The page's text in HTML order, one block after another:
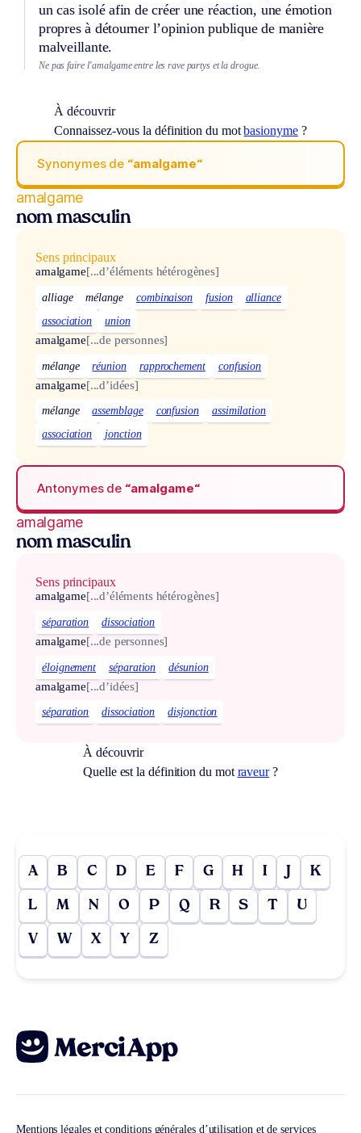
un cas isolé afin de créer une réaction, une émotion
propres à détourner l’opinion publique de manière
malveillante.
Ne pas faire l’amalgame entre les rave partys et la drogue.
À découvrir
Connaissez-vous la définition du motbasionyme?
Synonymes de “amalgame“
amalgame
nom masculin
Sens principaux
amalgame[...d’éléments hétérogènes]
alliage mélange combinaison fusion
alliance
association
union
amalgame[...de personnes]
mélange réunion rapprochement confusion
amalgame[...d’idées]
mélange assemblage confusion
assimilation
association
jonction
Antonymes de “amalgame“
amalgame
nom masculin
Sens principaux
amalgame[...d’éléments hétérogènes]
séparation dissociation
amalgame[...de personnes]
éloignement séparation désunion
amalgame[...d’idées]
séparation dissociation disjonction
À découvrir
Quelle est la définition du mot raveur?
A B C D E F G H I J K
L M N O P Q R S T U
V W X Y Z
Mentions légales et conditions générales d’utilisation et de services